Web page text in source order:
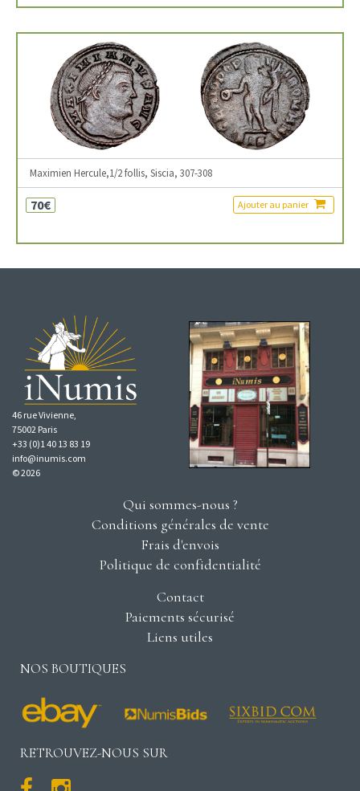
Maximien Hercule,1/2 follis, Siscia, 307-308
70€ Ajouter au panier
46 rue Vivienne,
75002 Paris
+33 (0)1 40 13 83 19
info@inumis.com
© 2026
Qui sommes-nous ?
Conditions générales de vente
Frais d'envois
Politique de confidentialité
Contact
Paiements sécurisé
Liens utiles
NOS BOUTIQUES
RETROUVEZ-NOUS SUR